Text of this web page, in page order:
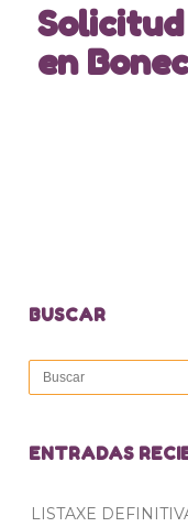
en
BUSCAR
ENTRADAS
LISTAXE